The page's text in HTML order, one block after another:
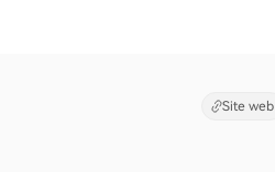
Site web